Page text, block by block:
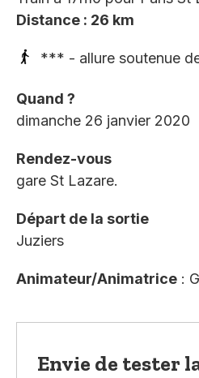
Distance : 26 km
*** - allure soutenue
Quand ?
dimanche 26 janvier 2020
Rendez-vous
gare St Lazare.
Départ de la sortie
Juziers
Animateur/Animatrice :
Envie de tester